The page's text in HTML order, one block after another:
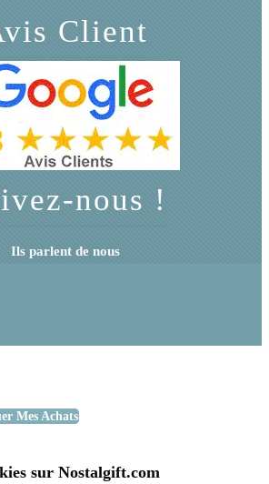
Client
nous !
Ils parlent de nous
Mes Achats
sur Nostalgift.com